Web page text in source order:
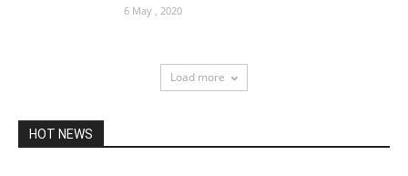
6 May , 2020
Load more
HOT NEWS